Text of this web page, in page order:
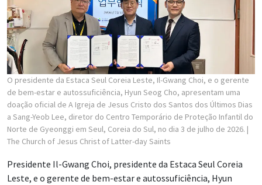
O presidente da Estaca Seul Coreia Leste, Il-Gwang Choi, e o gerente
de bem-estar e autossuficiência, Hyun Seog Cho, apresentam uma
doação oficial de A Igreja de Jesus Cristo dos Santos dos Últimos Dias
a Sang-Yeob Lee, diretor do Centro Temporário de Proteção Infantil do
Norte de Gyeonggi em Seul, Coreia do Sul, no dia 3 de julho de 2026. |
The Church of Jesus Christ of Latter-day Saints
Presidente Il-Gwang Choi, presidente da Estaca Seul Coreia
Leste, e o gerente de bem-estar e autossuficiência, Hyun